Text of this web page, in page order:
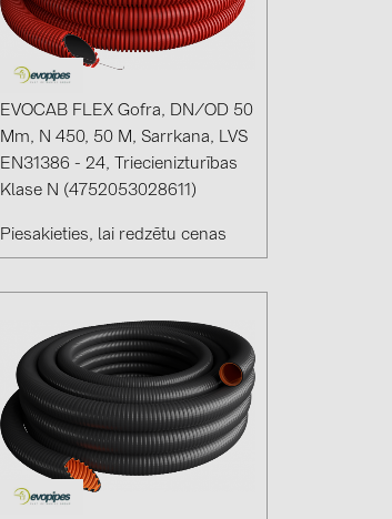
EVOCAB FLEX Gofra, DN/OD 50
Mm, N 450, 50 M, Sarrkana, LVS
EN31386 - 24, Triecienizturības
Klase N (4752053028611)
Piesakieties, lai redzētu cenas